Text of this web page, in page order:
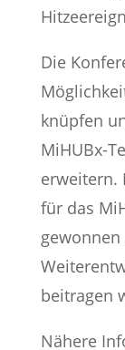
Die
knüpfen
MiHUBx-
erweitern.
für das
beitragen
Nähere